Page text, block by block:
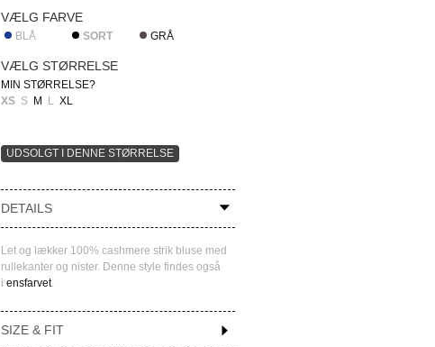
VÆLG FARVE
BLÅ SORT GRÅ
VÆLG STØRRELSE
MIN STØRRELSE?
XS S M L XL
DETAILS
Let og lækker 100% cashmere strik bluse med
rullekanter og nister. Denne style findes også
i ensfarvet.
SIZE & FIT